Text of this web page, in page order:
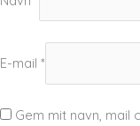
E-mail *
Gem mit navn,